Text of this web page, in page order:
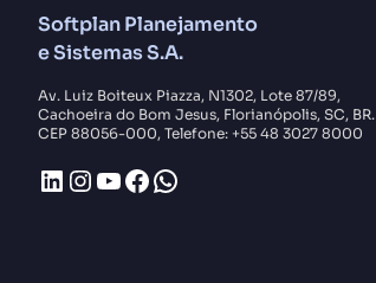
Softplan Planejamento
e Sistemas S.A.
Av. Luiz Boiteux Piazza, N1302, Lote 87/89,
Cachoeira do Bom Jesus, Florianópolis, SC, BR.
CEP 88056-000, Telefone: +55 48 3027 8000
LinkedIn
Instagram
Youtube
Facebook
WhatsApp